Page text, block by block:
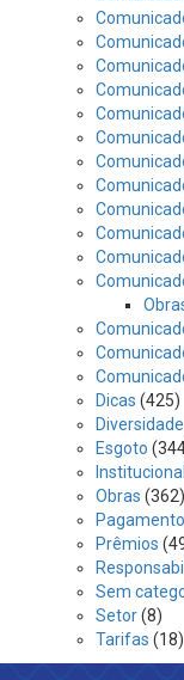
Dicas (425)
Diversidade
Esgoto
Institucional
Obras (362)
Prêmios
Sem
Setor(8)
Tarifas (18)